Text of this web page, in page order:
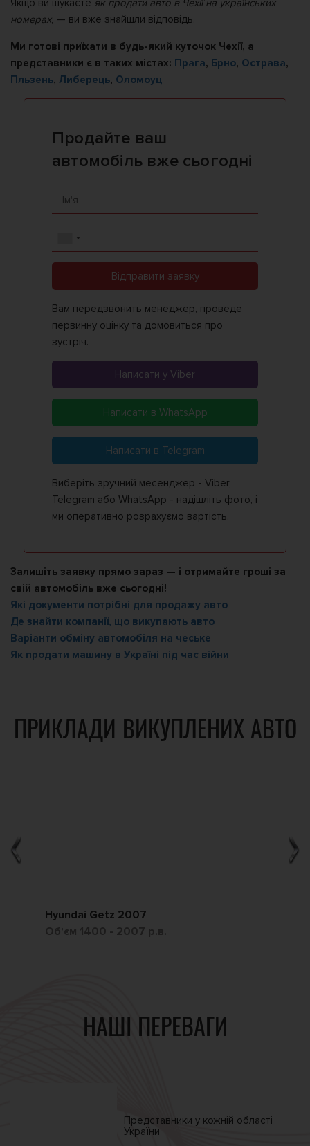
Якщо ви шукаєте як продати авто в Чехії на українських
номерах, — ви вже знайшли відповідь.
Ми готові приїхати в будь-який куточок Чехії, а
представники є в таких містах: Прага, Брно, Острава,
Пльзень, Либерець, Оломоуц
Продайте ваш
автомобіль вже сьогодні
Відправити заявку
Вам передзвонить менеджер, проведе
первинну оцінку та домовиться про
зустріч.
Написати у Viber
Написати в WhatsApp
Написати в Telegram
Виберіть зручний месенджер - Viber,
Telegram або WhatsApp - надішліть фото, і
ми оперативно розрахуємо вартість.
Залишіть заявку прямо зараз — і отримайте гроші за
свій автомобіль вже сьогодні!
Які документи потрібні для продажу авто
Де знайти компанії, що викупають авто
Варіанти обміну автомобіля на чеське
Як продати машину в Україні під час війни
ПРИКЛАДИ ВИКУПЛЕНИХ АВТО
Hyundai Getz 2007
Обʼєм 1400 - 2007 р.в.
НАШІ ПЕРЕВАГИ
Представники у кожній області
України